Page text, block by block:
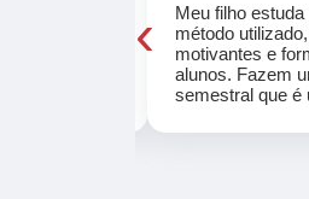
Meu filho
método
motivantes e
alunos. Fazem
semestral que é
‹